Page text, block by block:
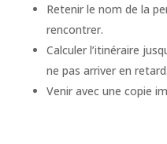
Retenir le nom de la
rencontrer.
Calculer l’itinéraire
ne pas arriver en retard.
Venir avec une copie